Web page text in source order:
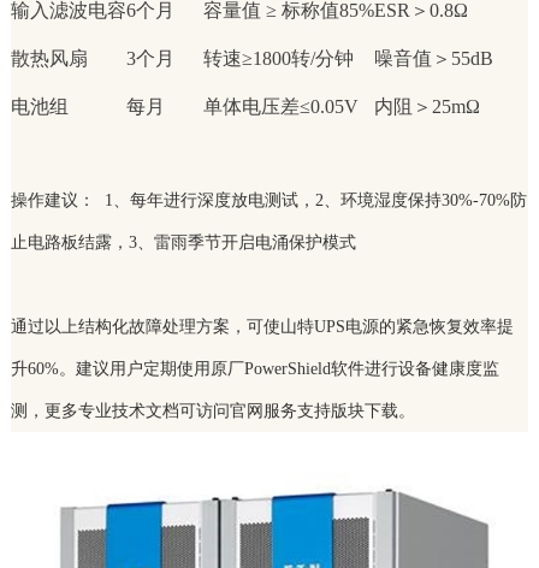
输入滤波电容6个月 容量值 ≥ 标称值85%ESR＞0.8Ω
散热风扇 3个月 转速≥1800转/分钟 噪音值＞55dB
电池组 每月 单体电压差≤0.05V 内阻＞25mΩ
操作建议： 1、每年进行深度放电测试，2、环境湿度保持30%-70%防
止电路板结露，3、雷雨季节开启电涌保护模式
通过以上结构化故障处理方案，可使山特UPS电源的紧急恢复效率提
升60%。建议用户定期使用原厂PowerShield软件进行设备健康度监
测，更多专业技术文档可访问官网服务支持版块下载。